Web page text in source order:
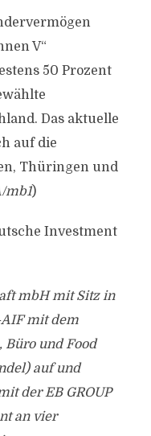
V“
50 Prozent
Das aktuelle
auf die
Thüringen und
mb1)
Investment
mbH mit Sitz in
mit dem
Büro und Food
auf und
der EB GROUP
an vier